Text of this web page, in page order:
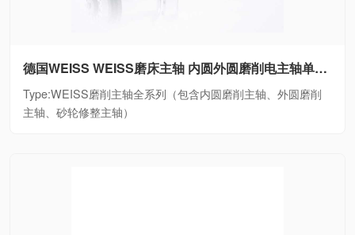
德国WEISS WEISS磨床主轴 内圆外圆磨削电主轴单元WEISS磨削主轴全系列（包含内圆磨削主轴、外圆磨削主轴、砂轮修整主轴）
Type:WEISS磨削主轴全系列（包含内圆磨削主轴、外圆磨削
主轴、砂轮修整主轴）